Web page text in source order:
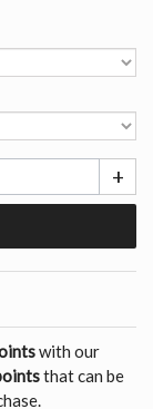
+
with our
that can be